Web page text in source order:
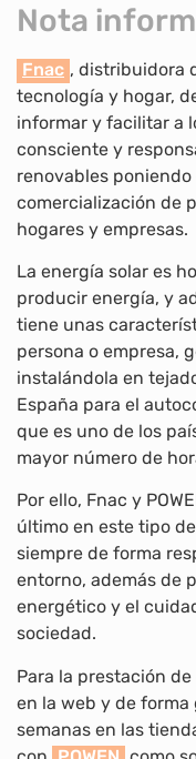
Nota
Fnac , distribuidora
tecnología y hogar,
informar y facilitar a
consciente y
renovables
comercialización de
hogares y empresas.
La energía solar es
producir energía, y
tiene unas
persona o empresa,
instalándola en
España para el
que es uno de los
mayor número de
Por ello, Fnac y
último en este tipo
siempre de forma
entorno, además de
energético y el
sociedad.
Para la prestación
en la web y de
semanas en las